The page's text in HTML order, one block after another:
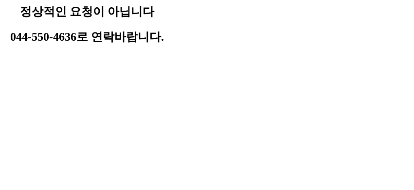
정상적인 요청이 아닙니다
044-550-4636로 연락바랍니다.